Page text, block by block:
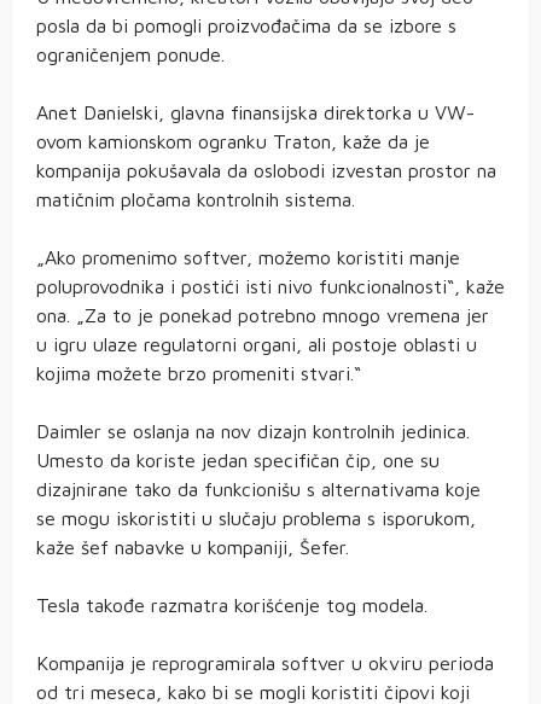
posla da bi pomogli proizvođačima da se izbore s
ograničenjem ponude.
Anet Danielski, glavna finansijska direktorka u VW-
ovom kamionskom ogranku Traton, kaže da je
kompanija pokušavala da oslobodi izvestan prostor na
matičnim pločama kontrolnih sistema.
„Ako promenimo softver, možemo koristiti manje
poluprovodnika i postići isti nivo funkcionalnosti“, kaže
ona. „Za to je ponekad potrebno mnogo vremena jer
u igru ulaze regulatorni organi, ali postoje oblasti u
kojima možete brzo promeniti stvari.“
Daimler se oslanja na nov dizajn kontrolnih jedinica.
Umesto da koriste jedan specifičan čip, one su
dizajnirane tako da funkcionišu s alternativama koje
se mogu iskoristiti u slučaju problema s isporukom,
kaže šef nabavke u kompaniji, Šefer.
Tesla takođe razmatra korišćenje tog modela.
Kompanija je reprogramirala softver u okviru perioda
od tri meseca, kako bi se mogli koristiti čipovi koji